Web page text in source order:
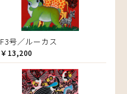
F3号／ルーカス
￥13,200